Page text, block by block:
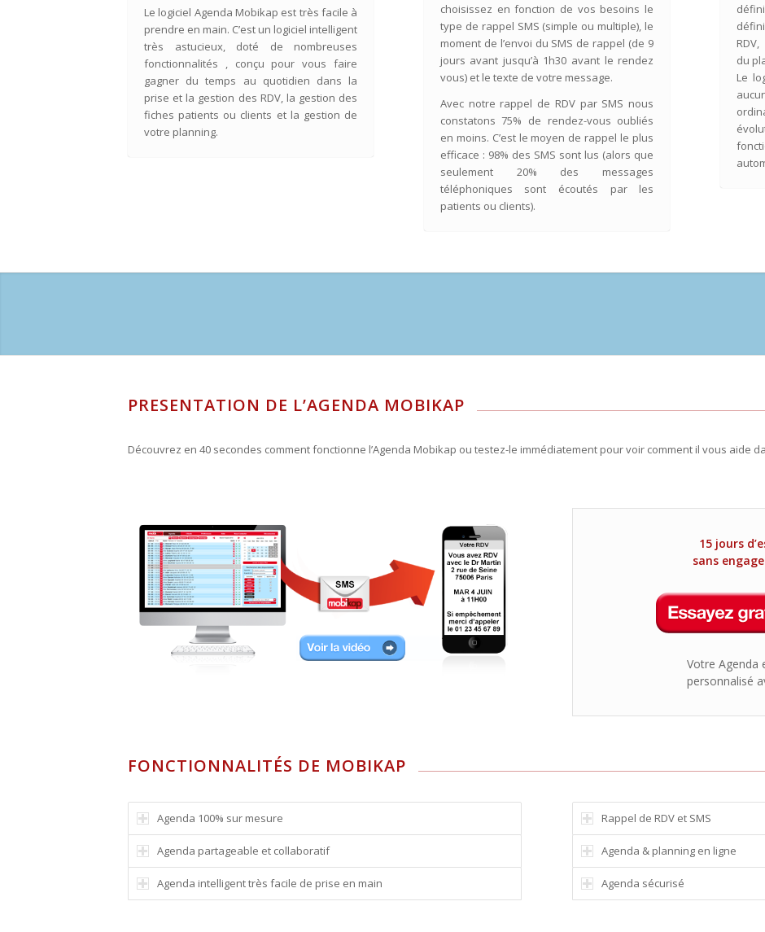
Le logiciel Agenda Mobikap est très facile à
prendre en main. C’est un logiciel intelligent
très astucieux, doté de nombreuses
fonctionnalités , conçu pour vous faire
gagner du temps au quotidien dans la
prise et la gestion des RDV, la gestion des
fiches patients ou clients et la gestion de
votre planning.
choisissez en fonction de vos besoins le
type de rappel SMS (simple ou multiple), le
moment de l’envoi du SMS de rappel (de 9
jours avant jusqu’à 1h30 avant le rendez
vous) et le texte de votre message.
Avec notre rappel de RDV par SMS nous
constatons 75% de rendez-vous oubliés
en moins. C’est le moyen de rappel le plus
efficace : 98% des SMS sont lus (alors que
seulement 20% des messages
téléphoniques sont écoutés par les
patients ou clients).
du
Le
PRESENTATION DE L’AGENDA MOBIKAP
Découvrez en 40 secondes comment fonctionne l’Agenda Mobikap ou testez-le immédiatement pour voir comment il vous aide
15 jours
sans
Votre Agenda
personnalisé
FONCTIONNALITÉS DE MOBIKAP
Agenda 100% sur mesure
Agenda partageable et collaboratif
Agenda intelligent très facile de prise en main
Rappel de RDV et SMS
Agenda & planning en ligne
Agenda sécurisé